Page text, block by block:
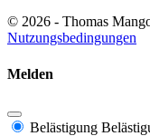
© 2026 - Thomas
Nutzungsbedingungen
Melden
Belästigung